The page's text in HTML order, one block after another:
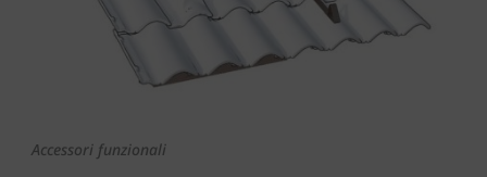
Accessori funzionali